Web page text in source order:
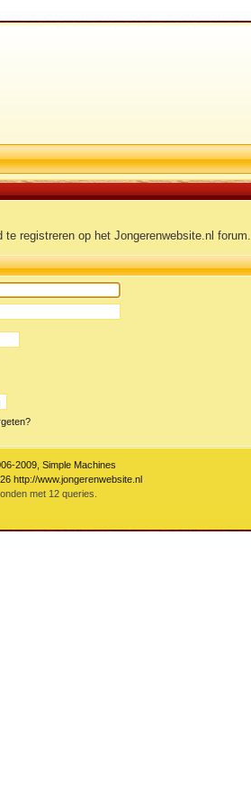
registreren op het Jongerenwebsite.nl forum.
2009, Simple Machines
http://www.jongerenwebsite.nl
met 12 queries.